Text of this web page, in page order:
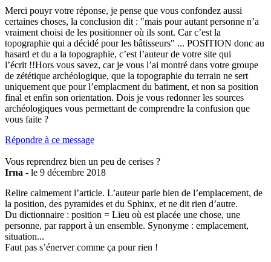
Merci pouyr votre réponse, je pense que vous confondez aussi
certaines choses, la conclusion dit : "mais pour autant personne n’a
vraiment choisi de les positionner où ils sont. Car c’est la
topographie qui a décidé pour les bâtisseurs" ... POSITION donc au
hasard et du a la topographie, c’est l’auteur de votre site qui
l’écrit !!Hors vous savez, car je vous l’ai montré dans votre groupe
de zététique archéologique, que la topographie du terrain ne sert
uniquement que pour l’emplacment du batiment, et non sa position
final et enfin son orientation. Dois je vous redonner les sources
archéologiques vous permettant de comprendre la confusion que
vous faite ?
Répondre à ce message
Vous reprendrez bien un peu de cerises ?
Irna - le 9 décembre 2018
Relire calmement l’article. L’auteur parle bien de l’emplacement, de
la position, des pyramides et du Sphinx, et ne dit rien d’autre.
Du dictionnaire : position = Lieu où est placée une chose, une
personne, par rapport à un ensemble. Synonyme : emplacement,
situation...
Faut pas s’énerver comme ça pour rien !